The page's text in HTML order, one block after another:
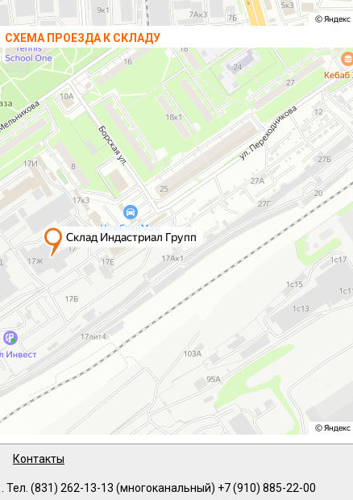
СХЕМА ПРОЕЗДА К СКЛАДУ
Контакты
. Тел. (831) 262-13-13 (многоканальный) +7 (910) 885-22-00